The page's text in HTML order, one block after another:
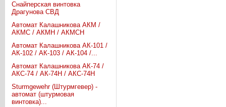
Снайперская винтовка
Драгунова СВД
Автомат Калашникова АКМ /
АКМС / АКМН / АКМСН
Автомат Калашникова АК-101 /
АК-102 / АК-103 / АК-104 /...
Автомат Калашникова АК-74 /
АКС-74 / АК-74Н / АКС-74Н
Sturmgewehr (Штурмгевер) -
автомат (штурмовая
винтовка)...